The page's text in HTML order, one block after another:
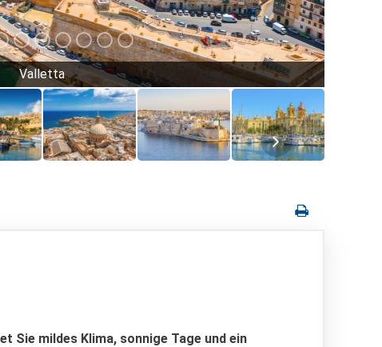
Valletta
Sie mildes Klima, sonnige Tage und ein